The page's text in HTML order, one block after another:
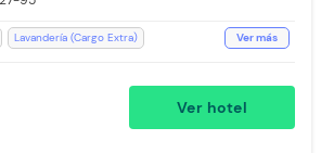
Lavandería (Cargo Extra)
Ver más
Ver hotel